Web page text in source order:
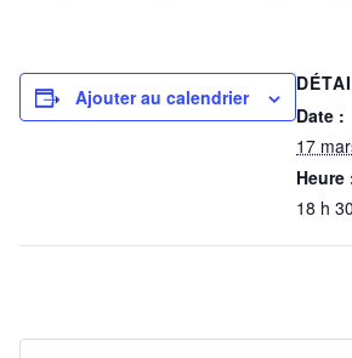
Ajouter au calendrier
Date :
17
Heure
18 h